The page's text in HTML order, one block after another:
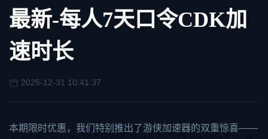
最新-每人7天口令CDK加
速时长
2025-12-31 10:41:37
本期限时优惠，我们特别推出了游侠加速器的双重惊喜——